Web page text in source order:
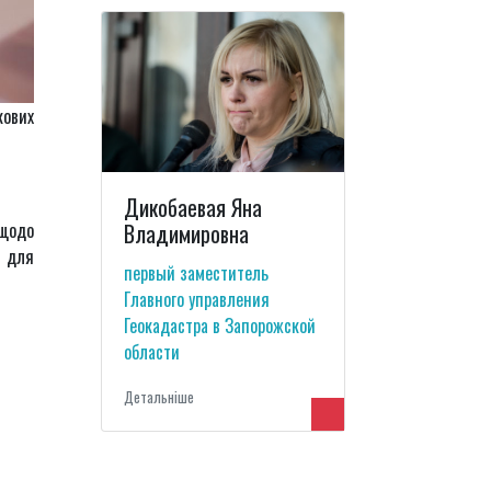
для
Дикобаевая Яна
Владимировна
первый заместитель
Главного управления
Геокадастра в Запорожской
области
Детальнiше